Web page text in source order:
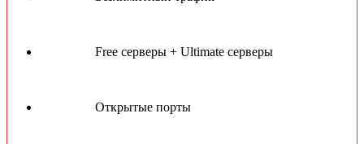
Free серверы + Ultimate серверы
Открытые порты